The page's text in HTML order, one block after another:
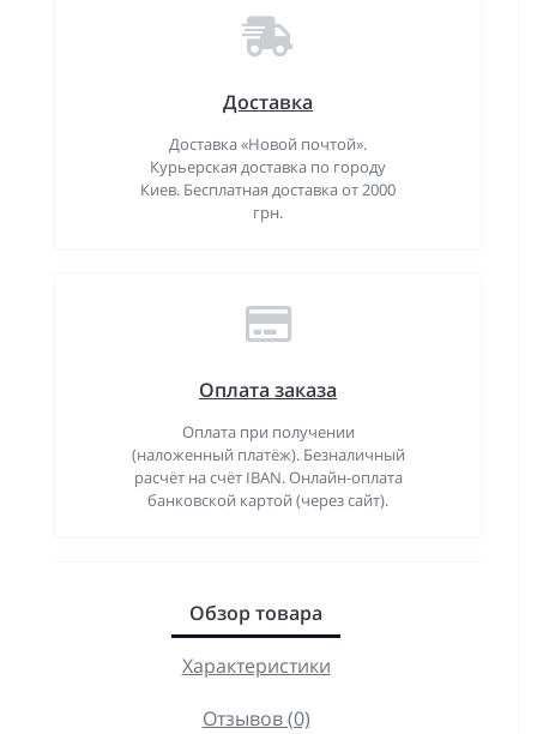
Доставка
Доставка «Новой почтой».
Курьерская доставка по городу
Киев. Бесплатная доставка от 2000
грн.
Оплата заказа
Оплата при получении
(наложенный платёж). Безналичный
расчёт на счёт IBAN. Онлайн-оплата
банковской картой (через сайт).
Обзор товара
Характеристики
Отзывов (0)